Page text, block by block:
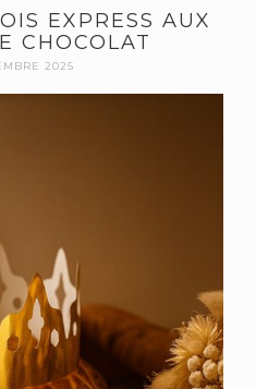
EXPRESS AUX
CHOCOLAT
2025